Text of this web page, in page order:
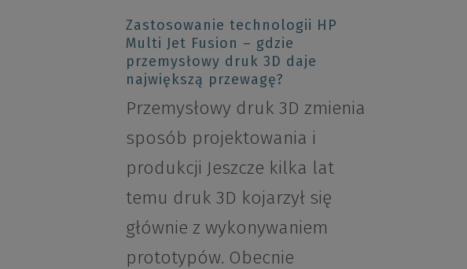
Zastosowanie technologii HP
Multi Jet Fusion – gdzie
przemysłowy druk 3D daje
największą przewagę?
Przemysłowy druk 3D zmienia
sposób projektowania i
produkcji Jeszcze kilka lat
temu druk 3D kojarzył się
głównie z wykonywaniem
prototypów. Obecnie